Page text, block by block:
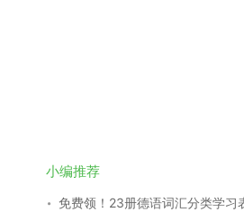
小编推荐
免费领！23册德语词汇分类学习